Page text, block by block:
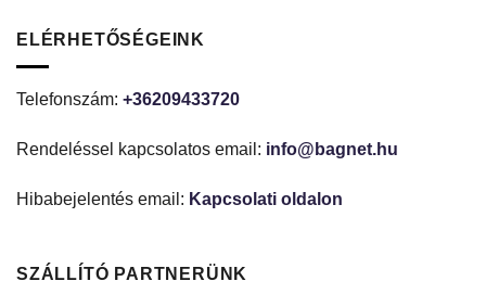
ELÉRHETŐSÉGEINK
Telefonszám: +36209433720
Rendeléssel kapcsolatos email: info@bagnet.hu
Hibabejelentés email: Kapcsolati oldalon
SZÁLLÍTÓ PARTNERÜNK